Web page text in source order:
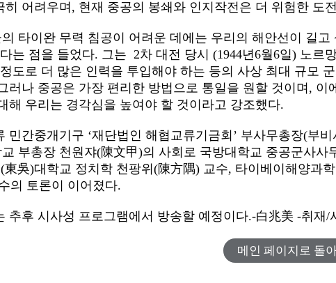
히 어려우며 , 현재 중공의 봉쇄와 인지작전은 더 위험한 도
타이완 무력 침공이 어려운 데에는 우리의 해안선이 길고
는 점을 들었다. 그는 2차 대전 당시(1944년6월6일) 노르
도로 더 많은 인력을 투입해야 하는 등의 사상 최대 규모
러나 중공은 가장 편리한 방법으로 통일을 원할 것이며, 이
해 우리는 경각심을 높여야 할 것이라고 강조했다.
민간중개기구 ‘재단법인 해협교류기금회 ’ 부사무총장(부비
부총장 천원쟈(陳文甲)의 사회로 국방대학교 중공군사사
(東吳)대학교 정치학 천팡위(陳方隅) 교수, 타이베이해양과
의 토론이 이어졌다.
추후 시사성 프로그램에서 방송할 예정이다.-白兆美 -취재/
메인 페이지로 돌